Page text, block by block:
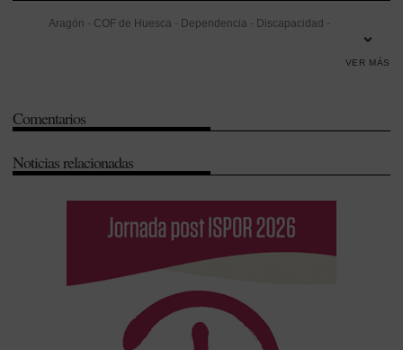
Aragón - COF de Huesca - Dependencia - Discapacidad -
VER MÁS
Comentarios
Noticias relacionadas